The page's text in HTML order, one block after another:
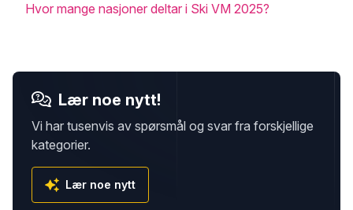
Hvor mange nasjoner deltar i Ski VM 2025?
Lær noe nytt!
Vi har tusenvis av spørsmål og svar fra forskjellige
kategorier.
Lær noe nytt